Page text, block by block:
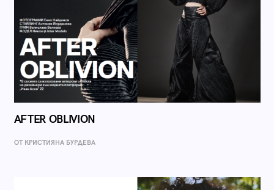
AFTER OBLIVION
ОТ КРИСТИЯНА БУРДЕВА